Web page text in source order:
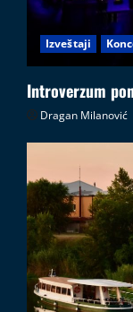
Izveštaji
Introverzum
Dragan Milanović